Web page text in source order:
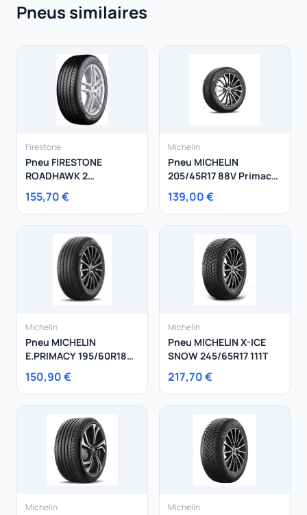
Pneus similaires
Firestone
Pneu FIRESTONE
ROADHAWK 2
235/45R20 100Y
155,70 €
Michelin
Pneu MICHELIN
205/45R17 88V Primacy
4+ XL
139,00 €
Michelin
Pneu MICHELIN
E.PRIMACY 195/60R18
96H
150,90 €
Michelin
Pneu MICHELIN X-ICE
SNOW 245/65R17 111T
217,70 €
Michelin Michelin